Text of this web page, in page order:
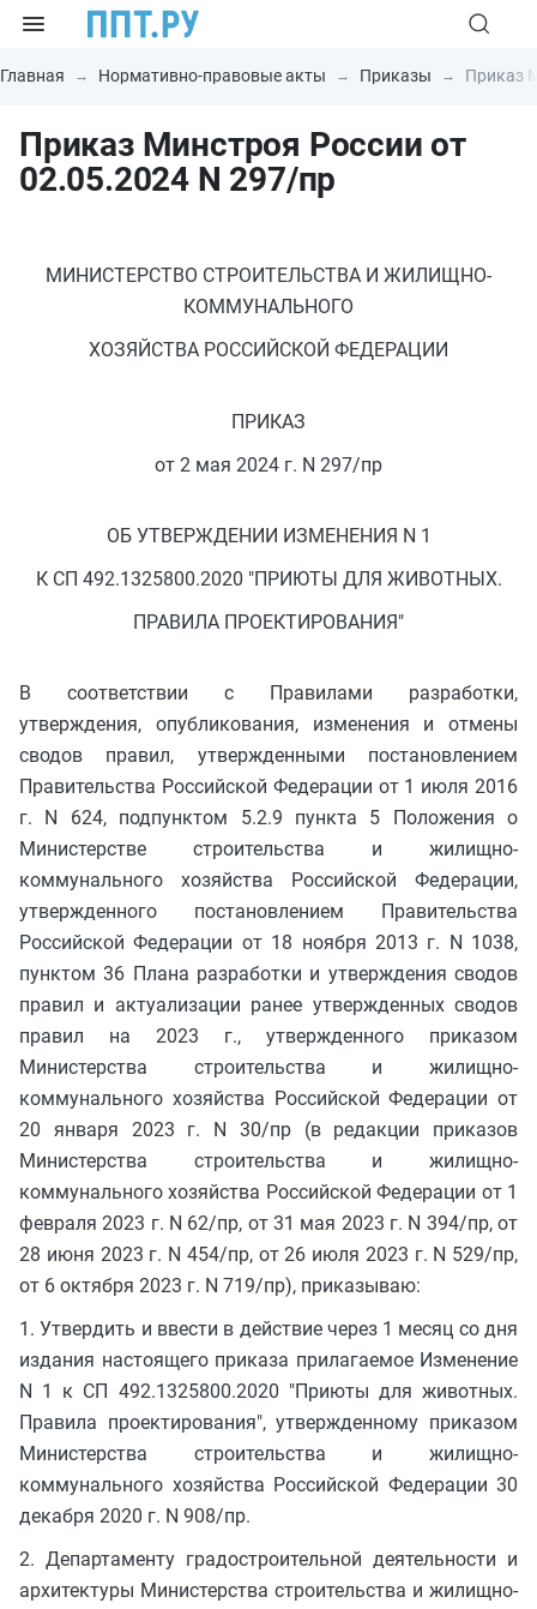
Главная Нормативно-правовые акты Приказы Приказ
Приказ Минстроя России от
02.05.2024 N 297/пр
МИНИСТЕРСТВО СТРОИТЕЛЬСТВА И ЖИЛИЩНО-
КОММУНАЛЬНОГО
ХОЗЯЙСТВА РОССИЙСКОЙ ФЕДЕРАЦИИ
ПРИКАЗ
от 2 мая 2024 г. N 297/пр
ОБ УТВЕРЖДЕНИИ ИЗМЕНЕНИЯ N 1
К СП 492.1325800.2020 "ПРИЮТЫ ДЛЯ ЖИВОТНЫХ.
ПРАВИЛА ПРОЕКТИРОВАНИЯ"
В соответствии с Правилами разработки,
утверждения, опубликования, изменения и отмены
сводов правил, утвержденными постановлением
Правительства Российской Федерации от 1 июля 2016
г. N 624, подпунктом 5.2.9 пункта 5 Положения о
Министерстве строительства и жилищно-
коммунального хозяйства Российской Федерации,
утвержденного постановлением Правительства
Российской Федерации от 18 ноября 2013 г. N 1038,
пунктом 36 Плана разработки и утверждения сводов
правил и актуализации ранее утвержденных сводов
правил на 2023 г., утвержденного приказом
Министерства строительства и жилищно-
коммунального хозяйства Российской Федерации от
20 января 2023 г. N 30/пр (в редакции приказов
Министерства строительства и жилищно-
коммунального хозяйства Российской Федерации от 1
февраля 2023 г. N 62/пр, от 31 мая 2023 г. N 394/пр, от
28 июня 2023 г. N 454/пр, от 26 июля 2023 г. N 529/пр,
от 6 октября 2023 г. N 719/пр), приказываю:
1. Утвердить и ввести в действие через 1 месяц со дня
издания настоящего приказа прилагаемое Изменение
N 1 к СП 492.1325800.2020 "Приюты для животных.
Правила проектирования", утвержденному приказом
Министерства строительства и жилищно-
коммунального хозяйства Российской Федерации 30
декабря 2020 г. N 908/пр.
2. Департаменту градостроительной деятельности и
архитектуры Министерства строительства и жилищно-